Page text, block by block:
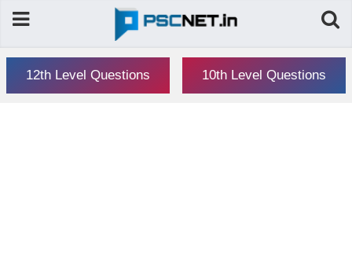
12th Level Questions 10th Level Questions